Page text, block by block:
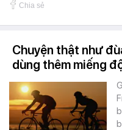
Chia sẻ
Chuyện thật như
dùng thêm miếng